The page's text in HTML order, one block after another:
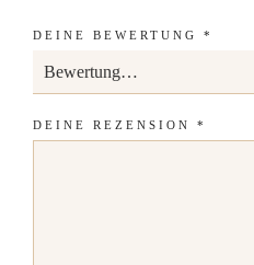
DEINE BEWERTUNG *
DEINE REZENSION *